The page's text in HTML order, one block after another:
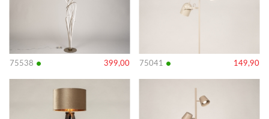
75538 • 399,00 75041 • 149,90
Bekijk
Bekijk